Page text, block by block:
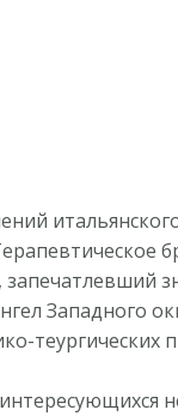
Западного
теургических